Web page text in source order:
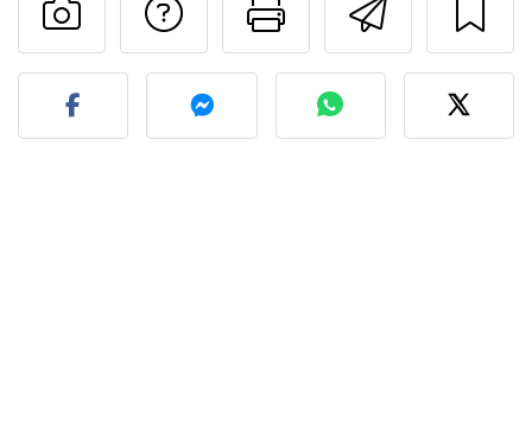
Invia
Stampa la
Contatta l'autore
Pubblica la foto di